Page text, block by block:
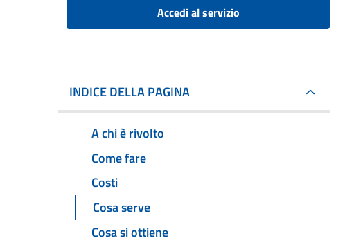
Accedi al servizio
INDICE DELLA PAGINA
A chi è rivolto
Come fare
Costi
Cosa serve
Cosa si ottiene